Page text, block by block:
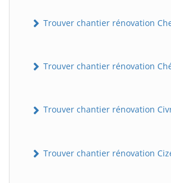
Trouver chantier rénovation
Trouver chantier rénovation
Trouver chantier rénovation
Trouver chantier rénovation